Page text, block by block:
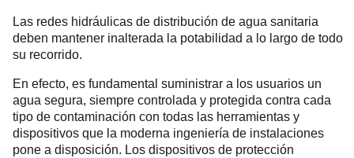
Las redes hidráulicas de distribución de agua sanitaria
deben mantener inalterada la potabilidad a lo largo de todo
su recorrido.
En efecto, es fundamental suministrar a los usuarios un
agua segura, siempre controlada y protegida contra cada
tipo de contaminación con todas las herramientas y
dispositivos que la moderna ingeniería de instalaciones
pone a disposición. Los dispositivos de protección